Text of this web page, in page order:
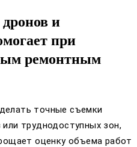
и
при
ремонтным
точные съемки
труднодоступных зон,
оценку объема работ